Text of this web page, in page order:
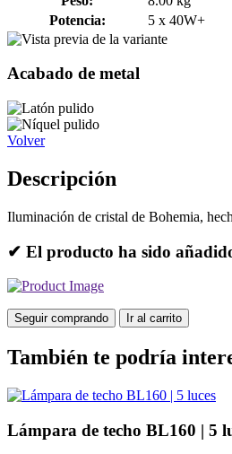
Potencia:
5 x 40W+
Acabado de metal
Volver
Descripción
Iluminación de cristal de Bohemia,
✔ El producto ha sido
Seguir comprando Ir al carrito
También te podría
Lámpara de techo BL160 | 5